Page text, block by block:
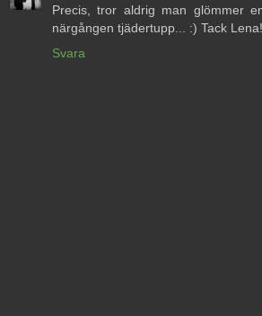
Precis, tror aldrig man glömmer
närgången tjädertupp... :) Tack
Svara